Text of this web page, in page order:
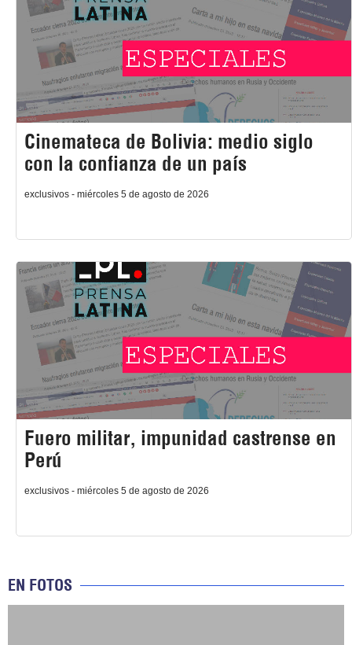
Cinemateca de Bolivia: medio siglo
con la confianza de un país
exclusivos - miércoles 5 de agosto de 2026
Fuero militar, impunidad castrense en
Perú
exclusivos - miércoles 5 de agosto de 2026
EN FOTOS